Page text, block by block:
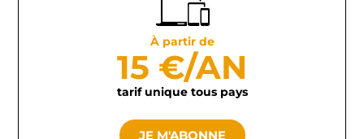
À partir de
15 €/AN
tarif unique tous pays
JE M'ABONNE